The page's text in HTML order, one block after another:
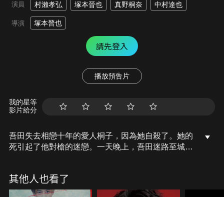
演員 村瀨孝弘 塚本晉也 真野桐奈 中村達也
導演 塚本晉也
請先登入
播放預告片
我的星等
影片給分
吾田失去相戀十年的愛人桐子，因為她自殺了。她的
死引起了他對槍的迷戀。一天晚上，吾田迷路至城市
俱樂部老大。為了報復幫派所對他的傷害，他決定去
找一把槍，想毀掉這個幫派。可惜的是，這把槍威力
其他人也看了